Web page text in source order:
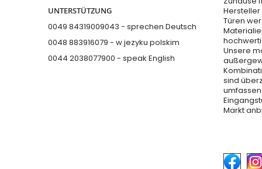
UNTERSTÜTZUNG
0049 84319009043 - sprechen Deutsch
0048 883916079 - w jezyku polskim
0044 2038077900 - speak English
Türen
Unsere
sind
Markt